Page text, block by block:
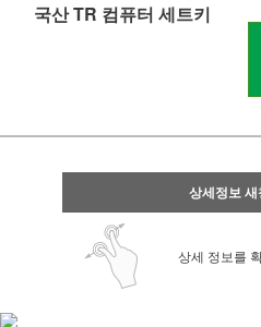
국산 TR 컴퓨터 세트키
상세정보 새
상세 정보를